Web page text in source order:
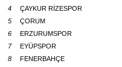
4
ÇAYKUR RİZESPOR
5
ÇORUM
6
ERZURUMSPOR
7
EYÜPSPOR
8
FENERBAHÇE